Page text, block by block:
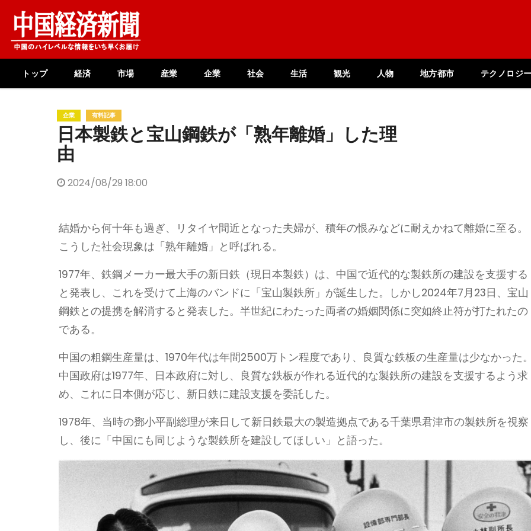
content
トップ 経済 市場 産業 企業 社会 生活 観光 人物 地方都市 テクノロジ
企業 有料記事
日本製鉄と宝山鋼鉄が「熟年離婚」した理
由
2024/08/29 18:00
結婚から何十年も過ぎ、リタイヤ間近となった夫婦が、積年の恨みなどに耐えかねて離婚に至る。
こうした社会現象は「熟年離婚」と呼ばれる。
1977年、鉄鋼メーカー最大手の新日鉄（現日本製鉄）は、中国で近代的な製鉄所の建設を支援する
と発表し、これを受けて上海のバンドに「宝山製鉄所」が誕生した。しかし2024年7月23日、宝山
鋼鉄との提携を解消すると発表した。半世紀にわたった両者の婚姻関係に突如終止符が打たれたの
である。
中国の粗鋼生産量は、1970年代は年間2500万トン程度であり、良質な鉄板の生産量は少なかった
中国政府は1977年、日本政府に対し、良質な鉄板が作れる近代的な製鉄所の建設を支援するよう求
め、これに日本側が応じ、新日鉄に建設支援を委託した。
1978年、当時の鄧小平副総理が来日して新日鉄最大の製造拠点である千葉県君津市の製鉄所を視察
し、後に「中国にも同じような製鉄所を建設してほしい」と語った。